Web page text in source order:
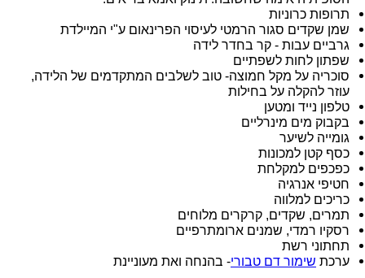
תרופות כרוניות
שמן שקדים סגור הרמטי לעיסוי הפרינאום ע"י המיילדת
גרביים עבות - קר בחדר לידה
שפתון לחות לשפתיים
סוכריה על מקל חמוצה- טוב לשלבים המתקדמים של הלידה,
עוזר להקלה על בחילות
טלפון נייד ומטען
בקבוק מים מינרליים
גומייה לשיער
כסף קטן למכונות
כפכפים למקלחת
חטיפי אנרגיה
כריכים למלווה
תמרים, שקדים, קרקרים מלוחים
רסקיו רמדי, שמנים ארומתרפיים
תחתוני רשת
ערכת שימור דם טבורי- בהנחה ואת מעוניינת